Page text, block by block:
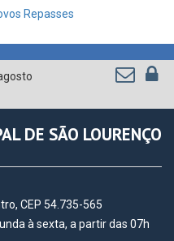
DE SÃO LOURENÇO
CEP 54.735-565